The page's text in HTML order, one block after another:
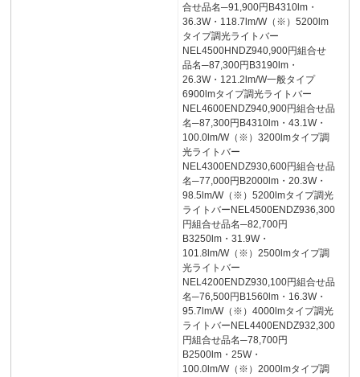
合せ品名─91,900円B4310lm・
36.3W・118.7lm/W（※）5200lm
タイプ調光ライトバー
NEL4500HNDZ940,900円組合せ
品名─87,300円B3190lm・
26.3W・121.2lm/W一般タイプ
6900lmタイプ調光ライトバー
NEL4600ENDZ940,900円組合せ品
名─87,300円B4310lm・43.1W・
100.0lm/W（※）3200lmタイプ調
光ライトバー
NEL4300ENDZ930,600円組合せ品
名─77,000円B2000lm・20.3W・
98.5lm/W（※）5200lmタイプ調光
ライトバーNEL4500ENDZ936,300
円組合せ品名─82,700円
B3250lm・31.9W・
101.8lm/W（※）2500lmタイプ調
光ライトバー
NEL4200ENDZ930,100円組合せ品
名─76,500円B1560lm・16.3W・
95.7lm/W（※）4000lmタイプ調光
ライトバーNEL4400ENDZ932,300
円組合せ品名─78,700円
B2500lm・25W・
100.0lm/W（※）2000lmタイプ調